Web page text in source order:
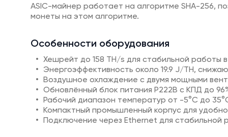
ASIC-майнер работает на алгоритме SHA-256,
монеты на этом алгоритме.
Особенности оборудования
Хешрейт до 158 TH/s для стабильной работы в
Энергоэффективность около 19.9 J/TH,
Воздушное охлаждение с двумя мощными
Обновлённый блок питания P222B с КПД до
Рабочий диапазон температур от -5°C до
Компактный промышленный корпус для
Подключение через Ethernet для стабильной